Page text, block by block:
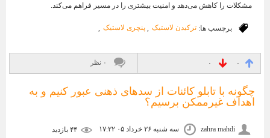
مشکلات را کاهش می‌دهد و امنیت بیشتری را در مسیر فراهم می‌کند.
برچسب ها: ترکیدن لاستیک پنچری لاستیک
۰ ۰ ۰ نظر
چگونه با تابلو کائنات از سدهای ذهنی عبور کنیم و به
اهداف غیرممکن برسیم؟
zahra mahdi سه شنبه ۲۶ خرداد ۰۵ ۱۷:۲۲